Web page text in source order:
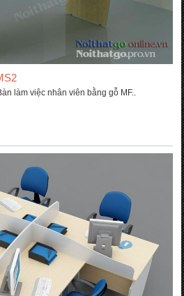
làm việc nhân viên bằng gỗ MF..